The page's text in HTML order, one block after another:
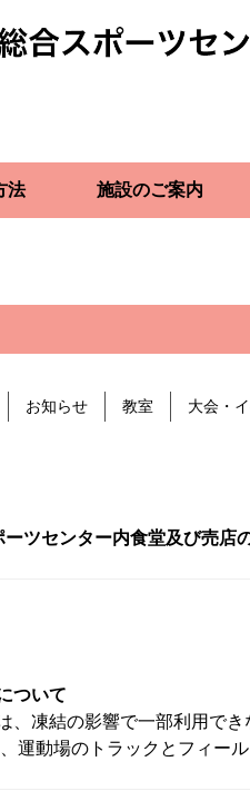
法 施設のご案内
お知らせ 教室 大会・
ツセンター内食堂及び売店
ついて
、凍結の影響で一部利用で
運動場のトラックとフィー